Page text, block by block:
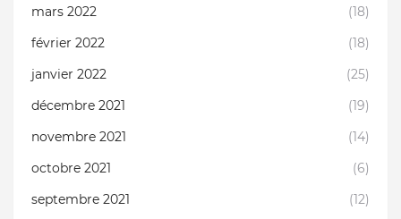
mars 2022
(18)
février 2022
(18)
janvier 2022
(25)
décembre 2021
(19)
novembre 2021
(14)
octobre 2021
(6)
septembre 2021
(12)